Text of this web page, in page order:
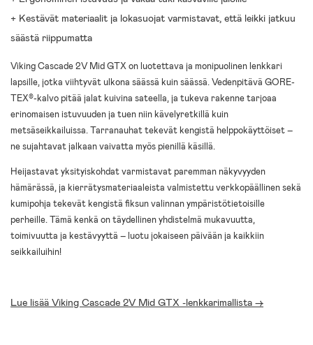
+ Kestävät materiaalit ja lokasuojat varmistavat, että leikki jatkuu
säästä riippumatta
Viking Cascade 2V Mid GTX on luotettava ja monipuolinen lenkkari
lapsille, jotka viihtyvät ulkona säässä kuin säässä. Vedenpitävä GORE-
TEX®-kalvo pitää jalat kuivina sateella, ja tukeva rakenne tarjoaa
erinomaisen istuvuuden ja tuen niin kävelyretkillä kuin
metsäseikkailuissa. Tarranauhat tekevät kengistä helppokäyttöiset –
ne sujahtavat jalkaan vaivatta myös pienillä käsillä.
Heijastavat yksityiskohdat varmistavat paremman näkyvyyden
hämärässä, ja kierrätysmateriaaleista valmistettu verkkopäällinen sekä
kumipohja tekevät kengistä fiksun valinnan ympäristötietoisille
perheille. Tämä kenkä on täydellinen yhdistelmä mukavuutta,
toimivuutta ja kestävyyttä – luotu jokaiseen päivään ja kaikkiin
seikkailuihin!
Lue lisää Viking Cascade 2V Mid GTX -lenkkarimallista ->